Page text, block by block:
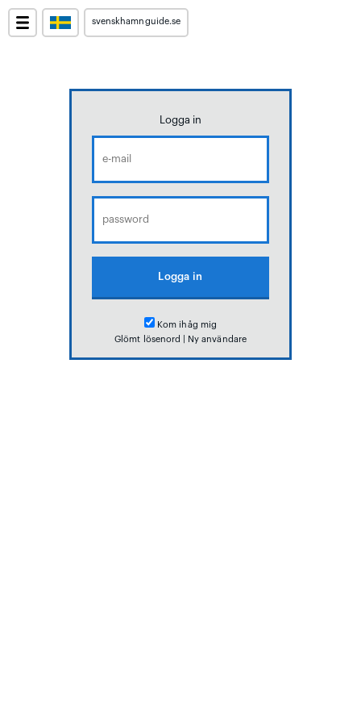
svenskhamnguide.se
Logga in
Kom ihåg mig
Glömt lösenord
Ny användare